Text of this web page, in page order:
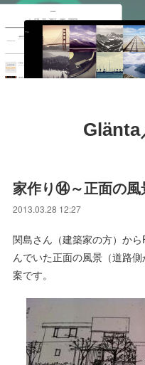
Glänta
家作り⑭～正面の風
2013.03.28 12:27
関島さん（建築家の方）か
んでいた正面の風景（道路
案です。